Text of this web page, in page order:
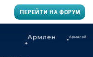
ПЕРЕЙТИ НА ФОРУМ